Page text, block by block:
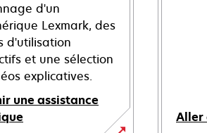
d'un
Lexmark, des
d'utilisation
et une sélection
explicatives.
une assistance
Aller